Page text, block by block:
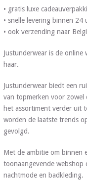
• gratis luxe
• snelle levering binnen
• ook verzending naar
Justunderwear is de
haar.
Justunderwear biedt een
van topmerken voor zowel
het assortiment verder uit
worden de laatste trends
gevolgd.
Met de ambitie om binnen
toonaangevende webshop
nachtmode en badkleding.